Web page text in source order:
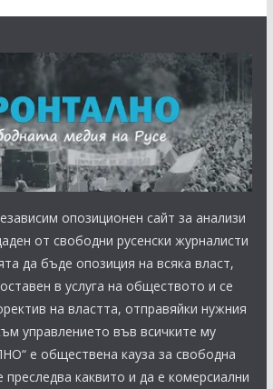
опозиционен сайт за анализи
от свободни русенски журналисти
да бъде опозиция на всяка власт,
в услуга на обществото и се
на властта, отправяйки нужния
управлението във всичките му
е обществена кауза за свободна
преследва каквито и да е комерсиални